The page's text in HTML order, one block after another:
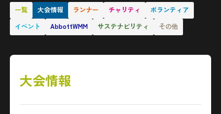
一覧 大会情報 ランナー チャリティ
ボランティア
イベント
AbbottWMM サステナビリティ その他
大会情報